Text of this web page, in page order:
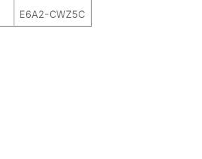
E6A2-CWZ5C